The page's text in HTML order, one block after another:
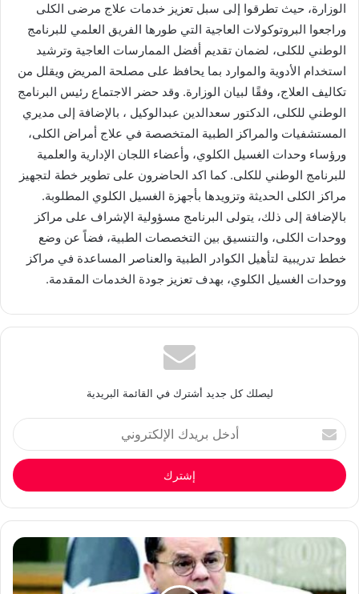
الوزارة، حيث تطرقوا إلى سبل تعزيز خدمات علاج مرضى الكلى
وراجعوا البروتوكولات العاجية التي طورها الفريق العلمي للبرنامج
الوطني للكلى، لضمان تقديم أفضل الممارسات العاجية وترشيد
استخدام الأدوية والموارد بما يحافظ على مصلحة المريض ويقلل من
تكاليف العلاج، وفقًا لبيان الوزارة. وقد حضر الاجتماع رئيس البرنامج
الوطني للكلى، الدكتور سعدالدين عبدالوكيل ، بالإضافة إلى مديري
المستشفيات والمراكز الطبية المتخصصة في علاج أمراض الكلى،
ورؤساء وحدات الغسيل الكلوي، وأعضاء اللجان الإدارية والعلمية
للبرنامج الوطني للكلى. كما اكد الحاضرون على تطوير خطة لتجهيز
مراكز الكلى الحديثة وتزويدها بأجهزة الغسيل الكلوي المطلوبة.
بالإضافة إلى ذلك، يتولى البرنامج مسؤولية الإشراف على مراكز
ووحدات الكلى، والتنسيق بين التخصصات الطبية، فضاً عن وضع
خطط تدريبية لتأهيل الكوادر الطبية والعناصر المساعدة في مراكز
ووحدات الغسيل الكلوي، بهدف تعزيز جودة الخدمات المقدمة.
ليصلك كل جديد أشترك في القائمة البريدية
أدخل
بريدك
الإلكتروني